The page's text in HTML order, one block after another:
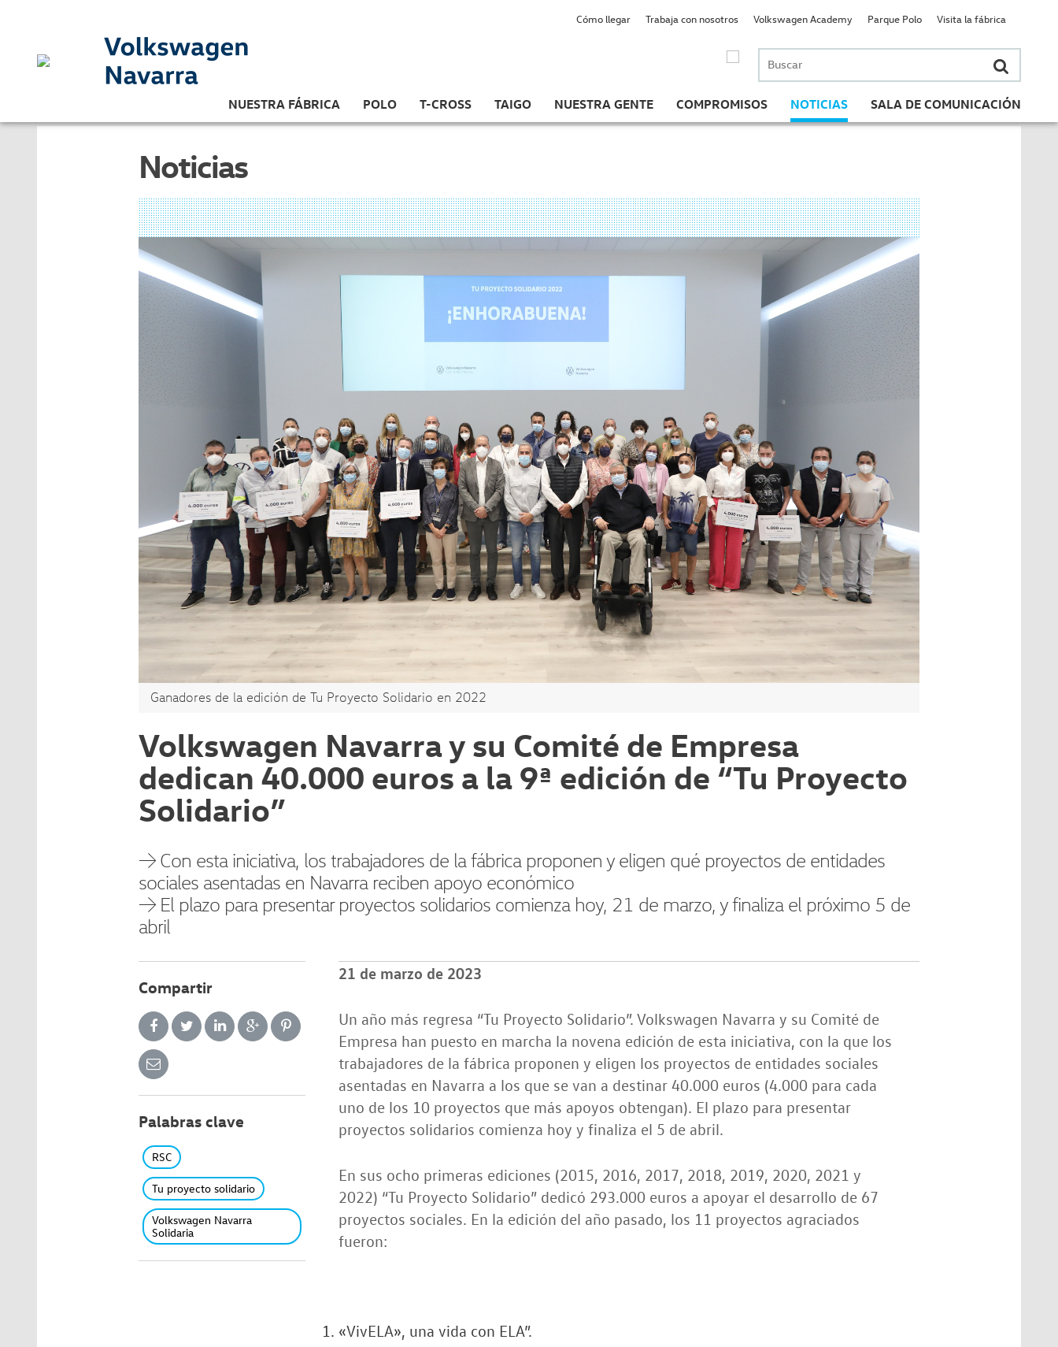
Buscar
por:
NUESTRA FÁBRICA POLO T-CROSS TAIGO NUESTRA GENTE COMPROMISOS NOTICIAS SALA DE COMUNICACIÓN
Cómo llegar Trabaja con nosotros Volkswagen Academy Parque Polo Visita la fábrica
Noticias
Ganadores de la edición de Tu Proyecto Solidario en 2022
Volkswagen Navarra y su Comité de Empresa
dedican 40.000 euros a la 9ª edición de “Tu Proyecto
Solidario”
→ Con esta iniciativa, los trabajadores de la fábrica proponen y eligen qué proyectos de entidades
sociales asentadas en Navarra reciben apoyo económico
→ El plazo para presentar proyectos solidarios comienza hoy, 21 de marzo, y finaliza el próximo 5 de
abril
Compartir
Palabras clave
RSC
Tu proyecto solidario
Volkswagen Navarra
Solidaria
21 de marzo de 2023
Un año más regresa “Tu Proyecto Solidario”. Volkswagen Navarra y su Comité de
Empresa han puesto en marcha la novena edición de esta iniciativa, con la que los
trabajadores de la fábrica proponen y eligen los proyectos de entidades sociales
asentadas en Navarra a los que se van a destinar 40.000 euros (4.000 para cada
uno de los 10 proyectos que más apoyos obtengan). El plazo para presentar
proyectos solidarios comienza hoy y finaliza el 5 de abril.
En sus ocho primeras ediciones (2015, 2016, 2017, 2018, 2019, 2020, 2021 y
2022) “Tu Proyecto Solidario” dedicó 293.000 euros a apoyar el desarrollo de 67
proyectos sociales. En la edición del año pasado, los 11 proyectos agraciados
fueron:
«VivELA», una vida con ELA”.